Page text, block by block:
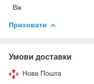
Вік
Приховати
Умови доставки
Нова Пошта